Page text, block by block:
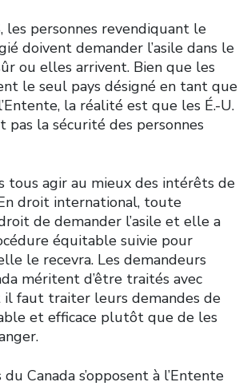
les personnes revendiquant le
doivent demander l’asile dans le
ou elles arrivent. Bien que les
le seul pays désigné en tant que
la réalité est que les É.-U.
pas la sécurité des personnes
tous agir au mieux des intérêts de
droit international, toute
de demander l’asile et elle a
équitable suivie pour
le recevra. Les demandeurs
méritent d’être traités avec
il faut traiter leurs demandes de
et efficace plutôt que de les
Canada s’opposent à l’Entente